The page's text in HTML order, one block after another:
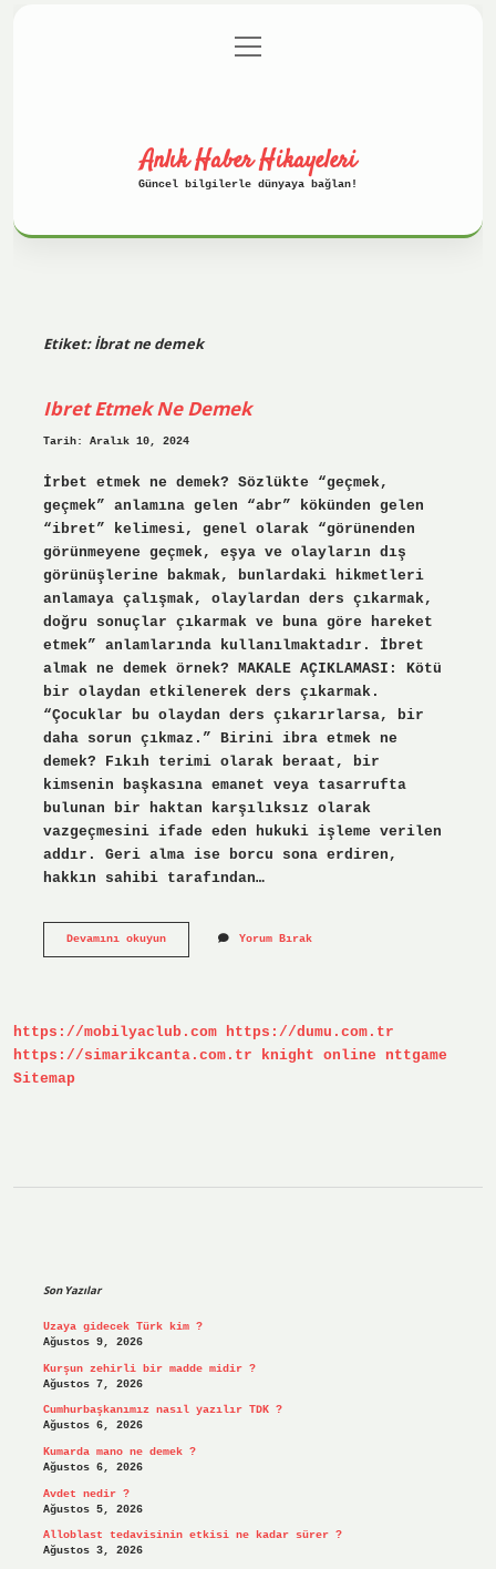
Gizlilik Politikası
menüyü
aç
Anlık Haber Hikayeleri
Güncel bilgilerle dünyaya bağlan!
Etiket:İbrat ne demek
Ibret Etmek Ne Demek
Tarih: Aralık 10, 2024
İrbet etmek ne demek? Sözlükte “geçmek,
geçmek” anlamına gelen “abr” kökünden gelen
“ibret” kelimesi, genel olarak “görünenden
görünmeyene geçmek, eşya ve olayların dış
görünüşlerine bakmak, bunlardaki hikmetleri
anlamaya çalışmak, olaylardan ders çıkarmak,
doğru sonuçlar çıkarmak ve buna göre hareket
etmek” anlamlarında kullanılmaktadır. İbret
almak ne demek örnek? MAKALE AÇIKLAMASI: Kötü
bir olaydan etkilenerek ders çıkarmak.
“Çocuklar bu olaydan ders çıkarırlarsa, bir
daha sorun çıkmaz.” Birini ibra etmek ne
demek? Fıkıh terimi olarak beraat, bir
kimsenin başkasına emanet veya tasarrufta
bulunan bir haktan karşılıksız olarak
vazgeçmesini ifade eden hukuki işleme verilen
addır. Geri alma ise borcu sona erdiren,
hakkın sahibi tarafından…
Devamını okuyunIbret
Yorum Bırak
https://mobilyaclub.com https://dumu.com.tr
https://simarikcanta.com.tr
knight online
nttgame
Sitemap
Son Yazılar
Uzaya gidecek Türk kim ?
Ağustos 9, 2026
Kurşun zehirli bir madde midir ?
Ağustos 7, 2026
Cumhurbaşkanımız nasıl yazılır TDK ?
Ağustos 6, 2026
Kumarda mano ne demek ?
Ağustos 6, 2026
Avdet nedir ?
Ağustos 5, 2026
Alloblast tedavisinin etkisi ne kadar sürer ?
Ağustos 3, 2026